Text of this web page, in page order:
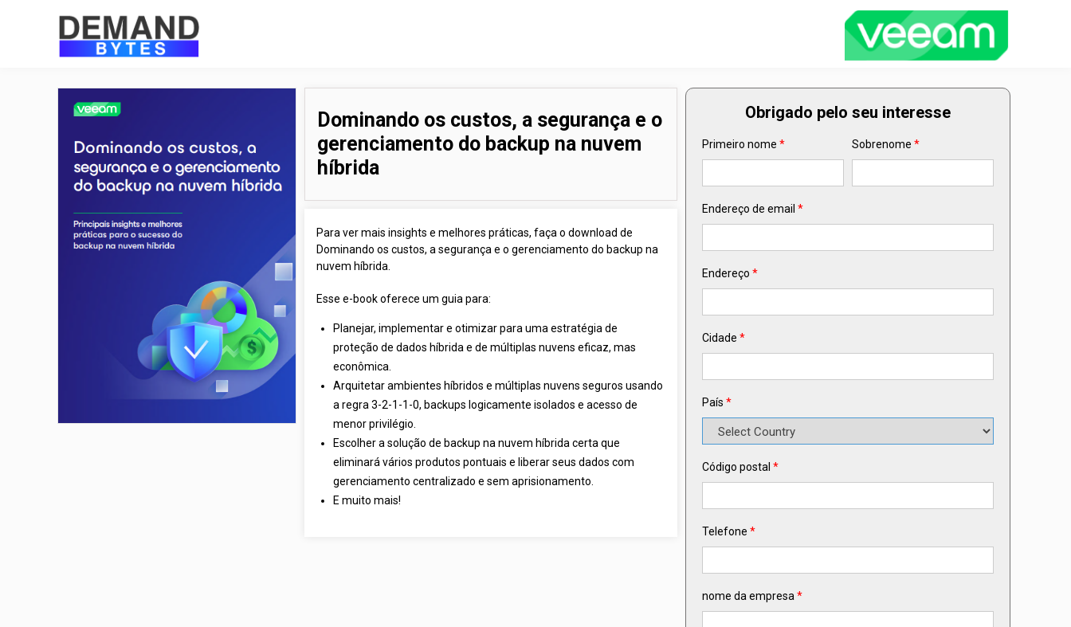
Dominando os custos, a segurança e o
gerenciamento do backup na nuvem
híbrida
Para ver mais insights e melhores práticas, faça o download de
Dominando os custos, a segurança e o gerenciamento do backup na
nuvem híbrida.
Esse e-book oferece um guia para:
Planejar, implementar e otimizar para uma estratégia de
proteção de dados híbrida e de múltiplas nuvens eficaz, mas
econômica.
Arquitetar ambientes híbridos e múltiplas nuvens seguros usando
a regra 3-2-1-1-0, backups logicamente isolados e acesso de
menor privilégio.
Escolher a solução de backup na nuvem híbrida certa que
eliminará vários produtos pontuais e liberar seus dados com
gerenciamento centralizado e sem aprisionamento.
E muito mais!
Obrigado pelo seu interesse
Primeiro nome * Sobrenome *
Endereço de email *
Endereço *
Cidade *
País *
Código postal *
Telefone *
nome da empresa *